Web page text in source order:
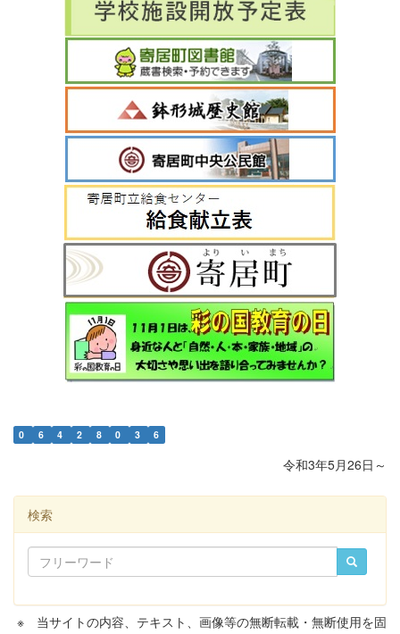
0 6 4 2 8 0 3 6
令和3年5月26日～
検索
※ 当サイトの内容、テキスト、画像等の無断転載・無断使用を固